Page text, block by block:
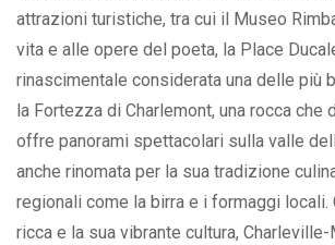
attrazioni turistiche, tra cui il Museo
vita e alle opere del poeta, la Place
rinascimentale considerata una delle più
la Fortezza di Charlemont, una rocca che
offre panorami spettacolari sulla valle
anche rinomata per la sua tradizione
regionali come la birra e i formaggi locali.
ricca e la sua vibrante cultura,